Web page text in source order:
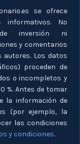
se ofrece
No
inversión ni
y comentarios
Los datos
proceden de
o incompletos y
%. Antes de tomar
la información de
(por ejemplo, la
las condiciones
y condiciones.